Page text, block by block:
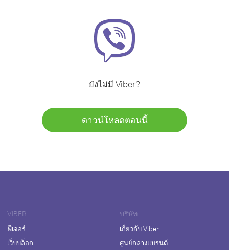
ยังไม่มี Viber?
ดาวน์โหลดตอนนี้
VIBER
ฟีเจอร์
เว็บบล็อก
บริษัท
เกี่ยวกับ Viber
ศูนย์กลางแบรนด์